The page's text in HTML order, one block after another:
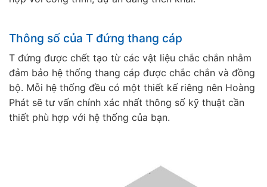
Thông số của T đứng thang cáp
T đứng được chết tạo từ các vật liệu chắc chắn nhằm
đảm bảo hệ thống thang cáp được chắc chắn và đồng
bộ. Mỗi hệ thống đều có một thiết kế riêng nên Hoàng
Phát sẽ tư vấn chính xác nhất thông số kỹ thuật cần
thiết phù hợp với hệ thống của bạn.